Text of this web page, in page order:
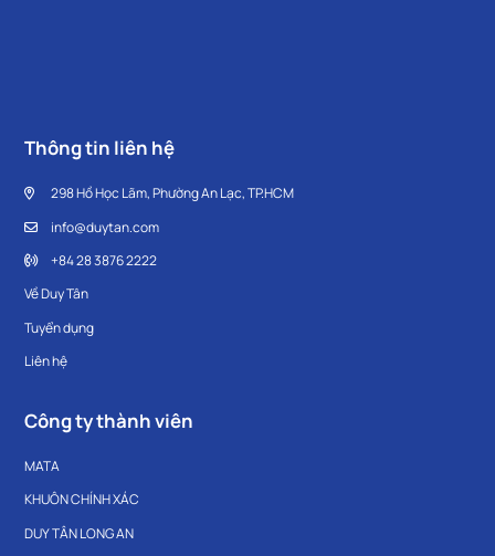
Thông tin liên hệ
298 Hồ Học Lãm, Phường An Lạc, TP.HCM
info@duytan.com
+84 28 3876 2222
Về Duy Tân
Tuyển dụng
Liên hệ
Công ty thành viên
MATA
KHUÔN CHÍNH XÁC
DUY TÂN LONG AN